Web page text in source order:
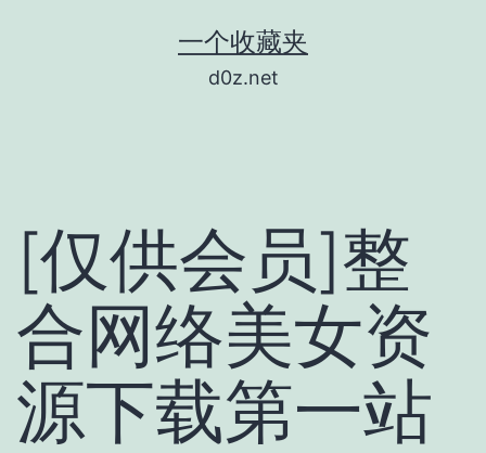
一个收藏夹
d0z.net
[仅供会员]整
合网络美女资
源下载第一站